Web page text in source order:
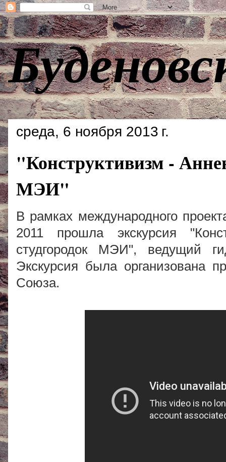
среда, 6 ноября 2013 г.
"Конструктивизм -
МЭИ"
В рамках международного
2011 прошла экскурсия
студгородок МЭИ", ведущий
Экскурсия была организована
Союза.